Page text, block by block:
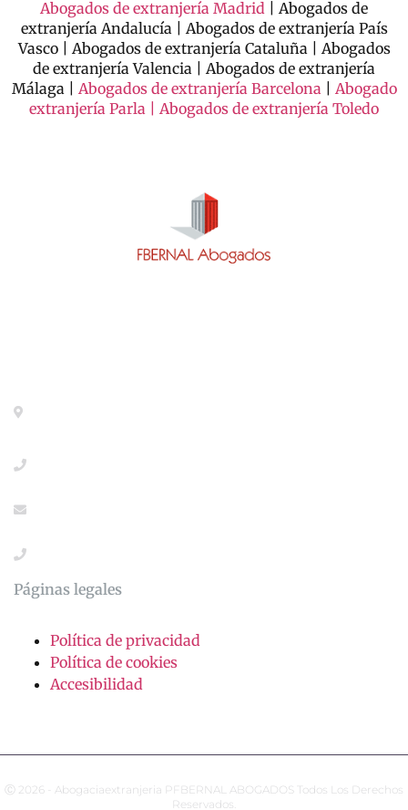
Abogados de extranjería Madrid | Abogados de
extranjería Andalucía | Abogados de extranjería País
Vasco | Abogados de extranjería Cataluña | Abogados
de extranjería Valencia | Abogados de extranjería
Málaga | Abogados de extranjería Barcelona
Abogado
extranjería Parla |
Abogados de extranjería Toledo
Páginas legales
Política de privacidad
Política de cookies
Accesibilidad
Ⓒ 2026 - Abogaciaextranjeria PFBERNAL ABOGADOS Todos Los Derechos
Reservados.